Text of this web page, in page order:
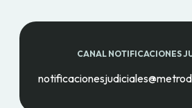
CANAL NOTIFICACIONES